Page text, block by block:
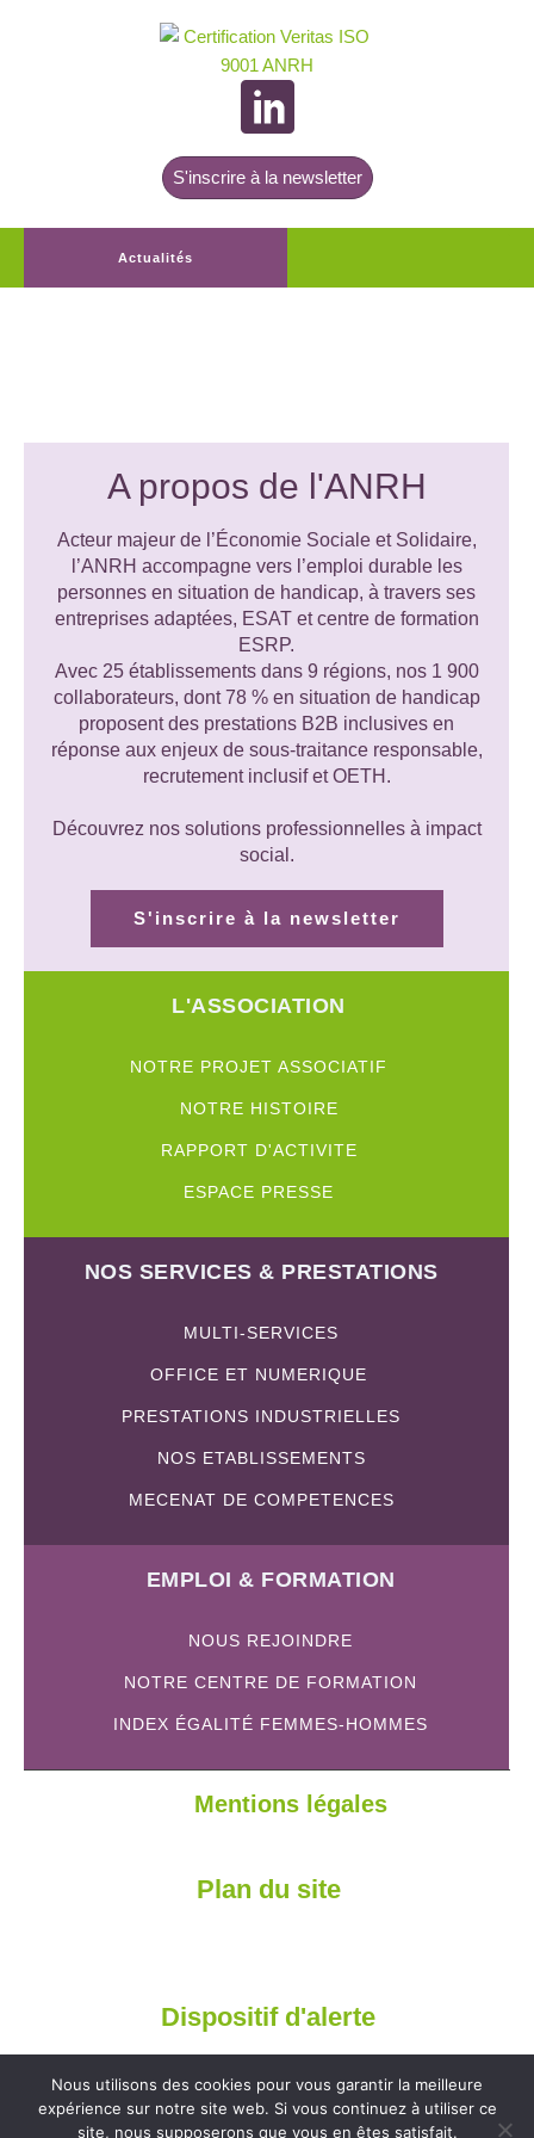
S'inscrire à la newsletter
Actualités
A propos de l'ANRH
Acteur majeur de l’Économie Sociale et Solidaire,
l’ANRH accompagne vers l’emploi durable les
personnes en situation de handicap, à travers ses
entreprises adaptées, ESAT et centre de formation
ESRP.
Avec 25 établissements dans 9 régions, nos 1 900
collaborateurs, dont 78 % en situation de handicap
proposent des prestations B2B inclusives en
réponse aux enjeux de sous-traitance responsable,
recrutement inclusif et OETH.
Découvrez nos solutions professionnelles à impact
social.
S'inscrire à la newsletter
L'ASSOCIATION
NOTRE PROJET ASSOCIATIF
NOTRE HISTOIRE
RAPPORT D'ACTIVITE
ESPACE PRESSE
NOS SERVICES & PRESTATIONS
MULTI-SERVICES
OFFICE ET NUMERIQUE
PRESTATIONS INDUSTRIELLES
NOS ETABLISSEMENTS
MECENAT DE COMPETENCES
EMPLOI & FORMATION
NOUS REJOINDRE
NOTRE CENTRE DE FORMATION
INDEX ÉGALITÉ FEMMES-HOMMES
Mentions légales
Plan du site
Dispositif d'alerte
Nous utilisons des cookies pour vous garantir la meilleure
expérience sur notre site web. Si vous continuez à utiliser ce
site, nous supposerons que vous en êtes satisfait.